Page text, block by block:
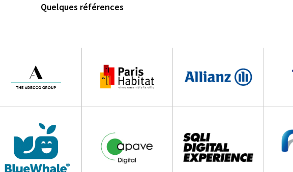
Quelques références